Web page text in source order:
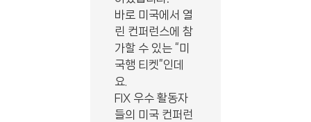
바로 미국에서 열
린 컨퍼런스에 참
가할 수 있는 “미
국행 티켓”인데
요.
FIX 우수 활동자
들의 미국 컨퍼런